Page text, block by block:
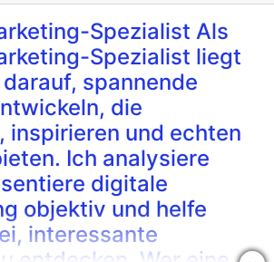
bei den Löschversuchen leichte
linken Unterarm sowie im Gesicht.
Erstversorgung vor Ort durch
die Rettungskräfte den Mann
ein.
Spezialist Als
Spezialist liegt
spannende
die
inspirieren und echten
Ich analysiere
digitale
objektiv und helfe
interessante